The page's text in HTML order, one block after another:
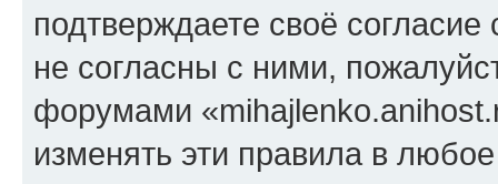
подтверждаете своё
не согласны с ними,
форумами
изменять эти правила в